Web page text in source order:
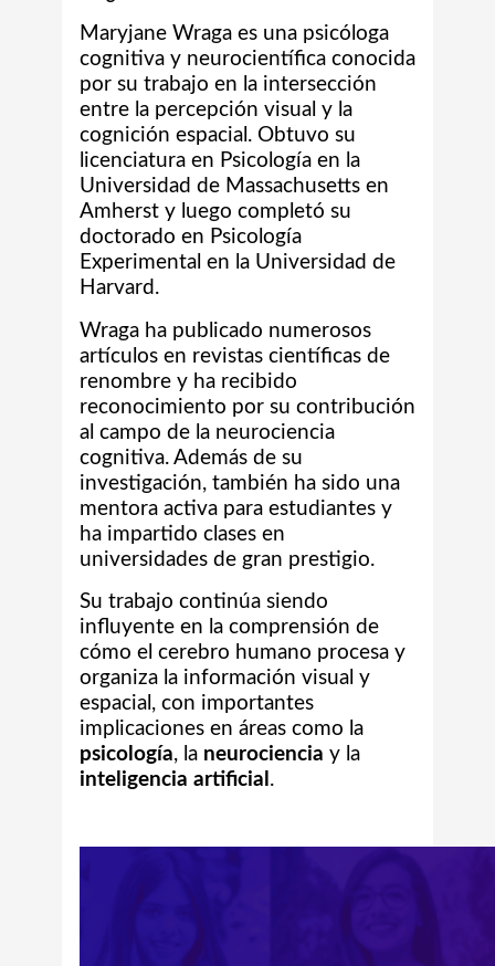
Maryjane Wraga es una psicóloga
cognitiva y neurocientífica conocida
por su trabajo en la intersección
entre la percepción visual y la
cognición espacial. Obtuvo su
licenciatura en Psicología en la
Universidad de Massachusetts en
Amherst y luego completó su
doctorado en Psicología
Experimental en la Universidad de
Harvard.
Wraga ha publicado numerosos
artículos en revistas científicas de
renombre y ha recibido
reconocimiento por su contribución
al campo de la neurociencia
cognitiva. Además de su
investigación, también ha sido una
mentora activa para estudiantes y
ha impartido clases en
universidades de gran prestigio.
Su trabajo continúa siendo
influyente en la comprensión de
cómo el cerebro humano procesa y
organiza la información visual y
espacial, con importantes
implicaciones en áreas como la
psicología, la neurociencia y la
inteligencia artificial .